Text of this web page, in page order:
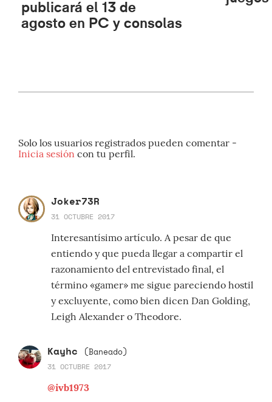
publicará el 13 de
agosto en PC y consolas
Solo los usuarios registrados pueden comentar -
Inicia sesión con tu perfil.
Joker73R
31 OCTUBRE 2017
Interesantísimo artículo. A pesar de que
entiendo y que pueda llegar a compartir el
razonamiento del entrevistado final, el
término «gamer» me sigue pareciendo hostil
y excluyente, como bien dicen Dan Golding,
Leigh Alexander o Theodore.
Kayhc (Baneado)
31 OCTUBRE 2017
@ivb1973